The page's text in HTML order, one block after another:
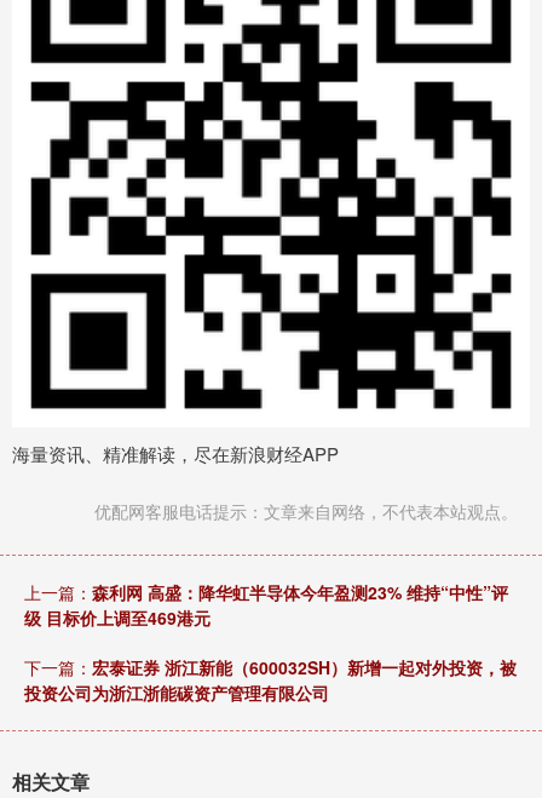
海量资讯、精准解读，尽在新浪财经APP
优配网客服电话提示：文章来自网络，不代表本站观点。
上一篇： 森利网 高盛：降华虹半导体今年盈测23% 维持“中性”评
级 目标价上调至469港元
下一篇： 宏泰证券 浙江新能（600032SH）新增一起对外投资，被
投资公司为浙江浙能碳资产管理有限公司
相关文章